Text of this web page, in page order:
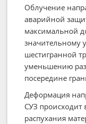
Облучение
аварийной
максимальной
значительному
шестигранной
уменьшению
посередине
Деформация
СУЗ происходит
распухания